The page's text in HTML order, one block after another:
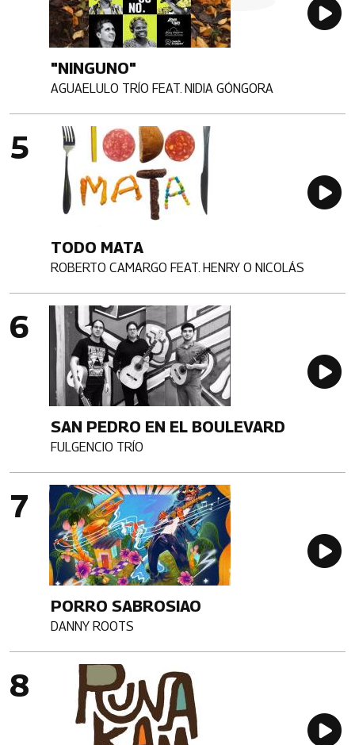
"NINGUNO"
Artista
AGUAELULO TRÍO FEAT. NIDIA GÓNGORA
Imagen portada
TODO MATA
Artista
ROBERTO CAMARGO FEAT. HENRY O NICOLÁS
Imagen portada
SAN PEDRO EN EL BOULEVARD
Artista
FULGENCIO TRÍO
Imagen portada
PORRO SABROSIAO
Artista
DANNY ROOTS
Imagen portada